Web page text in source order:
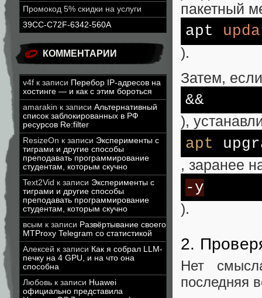
Промокод 5% скидки на услуги
39CC-C72F-6342-560A
КОММЕНТАРИИ
v4f к записи Перебор IP-адресов на
хостинге — и как с этим бороться
amarakin к записи Альтернативный
список заблокированных в РФ
ресурсов Re:filter
ResizeOn к записи Эксперименты с
тиграми и другие способы
преподавать программирование
студентам, которым скучно
Text2Vid к записи Эксперименты с
тиграми и другие способы
преподавать программирование
студентам, которым скучно
всым к записи Развёртывание своего
MTProxy Telegram со статистикой
Алексей к записи Как я собрал LLM-
печку на 4 GPU, и на что она
способна
Любовь к записи Huawei
официально представила
пакетный
apt
).
Затем,
&&
),
apt
, заранее
-y
).
2.
Нет
последняя